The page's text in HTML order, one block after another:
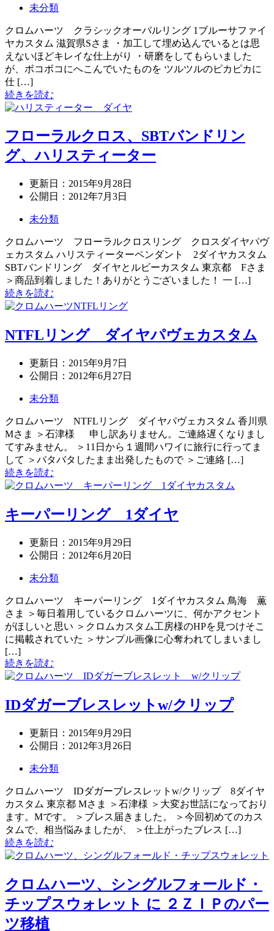
未分類
クロムハーツ クラシックオーバルリング 1ブルーサファイ
ヤカスタム 滋賀県Sさま ・加工して埋め込んでいるとは思
えないほどキレイな仕上がり ・研磨をしてもらいました
が、ボコボコにへこんでいたものを ツルツルのピカピカに
仕 […]
続きを読む
フローラルクロス、SBTバンドリン
グ、ハリスティーター
更新日： 2015年9月28日
公開日： 2012年7月3日
未分類
クロムハーツ フローラルクロスリング クロスダイヤパヴ
ェカスタム ハリスティーターペンダント 2ダイヤカスタム
SBTバンドリング ダイヤとルビーカスタム 東京都 Fさま
＞商品到着しました！ありがとうございました！ 一 […]
続きを読む
NTFLリング ダイヤパヴェカスタム
更新日： 2015年9月7日
公開日： 2012年6月27日
未分類
クロムハーツ NTFLリング ダイヤパヴェカスタム 香川県
Mさま ＞石津様 申し訳ありません。ご連絡遅くなりまし
てすみません。 ＞11日から１週間ハワイに旅行に行ってま
して ＞バタバタしたまま出発したもので ＞ご連絡 […]
続きを読む
キーパーリング 1ダイヤ
更新日： 2015年9月29日
公開日： 2012年6月20日
未分類
クロムハーツ キーパーリング 1ダイヤカスタム 鳥海 薫
さま ＞毎日着用しているクロムハーツに、何かアクセント
がほしいと思い ＞クロムカスタム工房様のHPを見つけそこ
に掲載されていた ＞サンプル画像に心奪われてしまいまし
[…]
続きを読む
IDダガーブレスレットw/クリップ
更新日： 2015年9月29日
公開日： 2012年3月26日
未分類
クロムハーツ IDダガーブレスレットw/クリップ 8ダイヤ
カスタム 東京都 Mさま ＞石津様 ＞大変お世話になっており
ます。Mです。 ＞ブレス届きました。 ＞今回初めてのカス
タムで、相当悩みましたが、 ＞仕上がったブレス […]
続きを読む
クロムハーツ、シングルフォールド・
チップスウォレット に ２ＺＩＰのパー
ツ移植